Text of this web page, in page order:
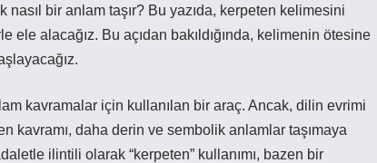
bir anlam taşır? Bu yazıda, kerpeten kelimesini
alacağız. Bu açıdan bakıldığında, kelimenin ötesine
kavramalar için kullanılan bir araç. Ancak, dilin evrimi
kavramı, daha derin ve sembolik anlamlar taşımaya
ilintili olarak “kerpeten” kullanımı, bazen bir